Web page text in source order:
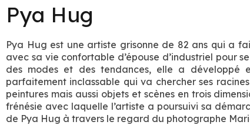
Pya Hug
Pya Hug est une artiste grisonne de 82 ans qui a
avec sa vie confortable d’épouse d’industriel pour
des modes et des tendances, elle a développé
parfaitement inclassable qui va chercher ses
peintures mais aussi objets et scènes en trois
frénésie avec laquelle l’artiste a poursuivi sa
de Pya Hug à travers le regard du photographe